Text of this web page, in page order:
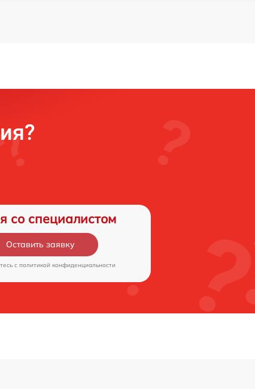
со специалистом
Оставить заявку
c политикой конфиденциальности